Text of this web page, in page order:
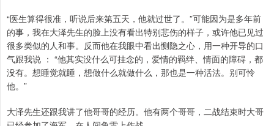
“医生算得很准，听说后来第五天，他就过世了。”可能因为是多年前
的事，我在大泽先生的脸上没有看出特别悲伤的样子，或许他已见过
很多类似的人和事。反而他在我眼中看出恻隐之心，用一种开导的口
气跟我说 ： “他其实没什么可挂念的，爱情的羁绊、情面的障碍，都
没有。想睡觉就睡，想做什么就做什么，那也是一种活法。别可怜
他。”
大泽先生还跟我讲了他哥哥的经历。他有两个哥哥，二战结束时大哥